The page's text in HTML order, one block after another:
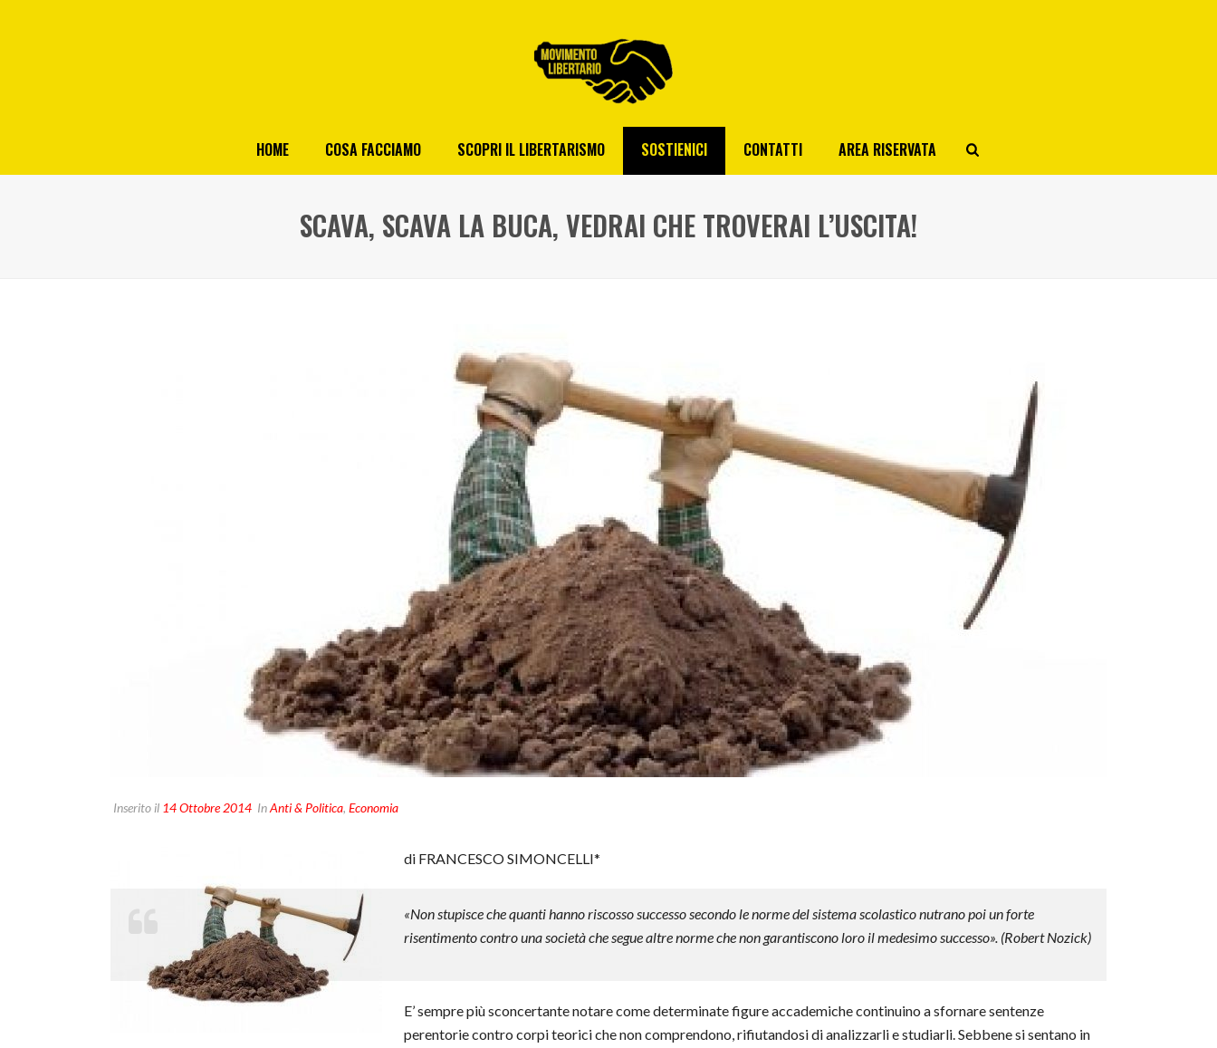
HOME COSA FACCIAMO SCOPRI IL LIBERTARISMO SOSTIENICI CONTATTI AREA RISERVATA
SCAVA, SCAVA LA BUCA, VEDRAI CHE TROVERAI L’USCITA!
Inserito il 14 Ottobre 2014 InAnti & Politica, Economia
di FRANCESCO SIMONCELLI*
«Non stupisce che quanti hanno riscosso successo secondo le norme del sistema scolastico nutrano poi un forte
risentimento contro una società che segue altre norme che non garantiscono loro il medesimo successo». (Robert Nozick)
E’ sempre più sconcertante notare come determinate figure accademiche continuino a sfornare sentenze
perentorie contro corpi teorici che non comprendono, rifiutandosi di analizzarli e studiarli. Sebbene si sentano in